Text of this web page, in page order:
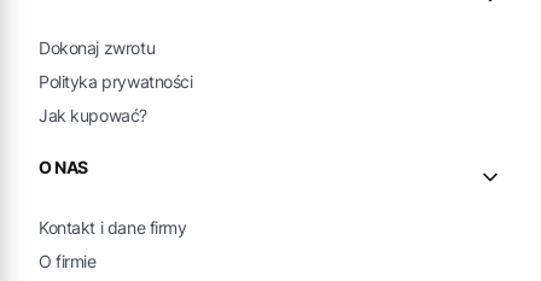
Dokonaj zwrotu
Polityka prywatności
Jak kupować?
O NAS
Kontakt i dane firmy
O firmie